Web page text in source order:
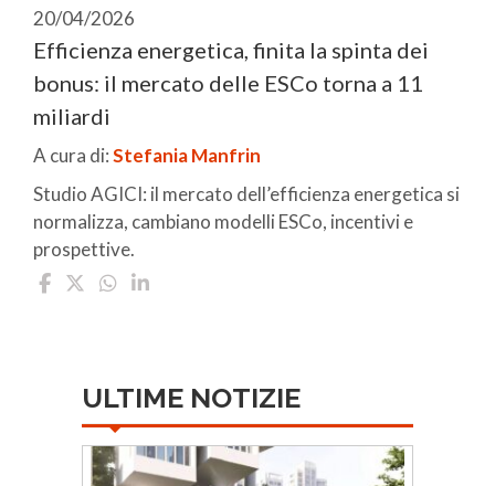
20/04/2026
Efficienza energetica, finita la spinta dei
bonus: il mercato delle ESCo torna a 11
miliardi
A cura di:Stefania Manfrin
Studio AGICI: il mercato dell’efficienza energetica si
normalizza, cambiano modelli ESCo, incentivi e
prospettive.
ULTIME NOTIZIE